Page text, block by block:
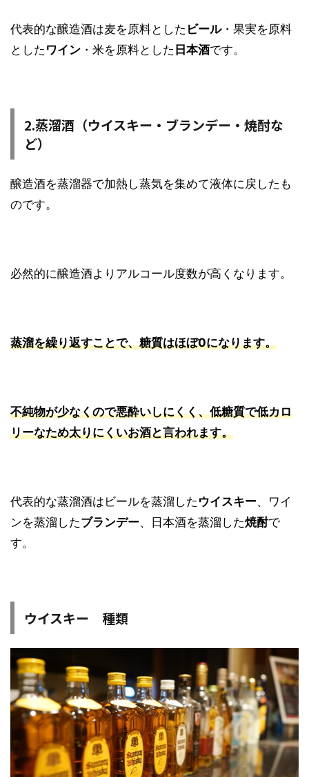
代表的な醸造酒は麦を原料とした ビール・果実を原料
とした ワイン ・米を原料とした 日本酒です。
2.蒸溜酒（ウイスキー・ブランデー・焼酎な
ど）
醸造酒を蒸溜器で加熱し蒸気を集めて液体に戻したも
のです。
必然的に醸造酒よりアルコール度数が高くなります。
蒸溜を繰り返すことで、糖質はほぼ0になります。
不純物が少なくので悪酔いしにくく、低糖質で低カロ
リーなため太りにくいお酒と言われます。
代表的な蒸溜酒はビールを蒸溜した ウイスキー、ワイ
ンを蒸溜したブランデー、日本酒を蒸溜した焼酎で
す。
ウイスキー 種類